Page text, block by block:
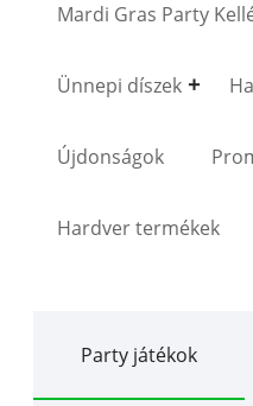
Mardi Gras Party
Ünnepi díszek
Újdonságok
Hardver termékek
Party játékok